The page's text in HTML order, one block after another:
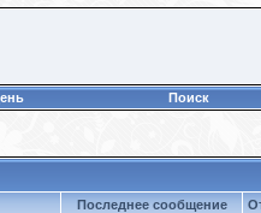
Поиск
Последнее сообщение